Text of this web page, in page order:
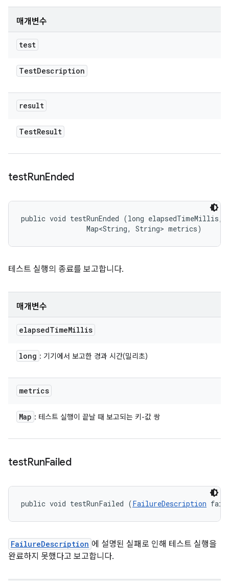
매개변수
test
TestDescription
result
TestResult
testRunEnded
public void testRunEnded (long elapsedTimeMillis,
                Map<String, String> metrics)
테스트 실행의 종료를 보고합니다.
매개변수
elapsedTimeMillis
long : 기기에서 보고한 경과 시간(밀리초)
metrics
Map : 테스트 실행이 끝날 때 보고되는 키-값 쌍
testRunFailed
public void testRunFailed (FailureDescription
FailureDescription 에 설명된 실패로 인해 테스트 실행을
완료하지 못했다고 보고합니다.